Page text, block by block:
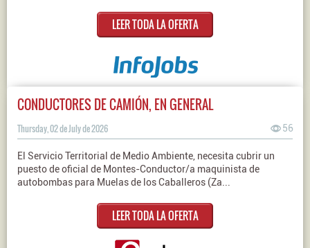
LEER TODA LA OFERTA
CONDUCTORES DE CAMIÓN, EN GENERAL
Thursday, 02 de July de 2026 56
El Servicio Territorial de Medio Ambiente, necesita cubrir un
puesto de oficial de Montes-Conductor/a maquinista de
autobombas para Muelas de los Caballeros (Za...
LEER TODA LA OFERTA